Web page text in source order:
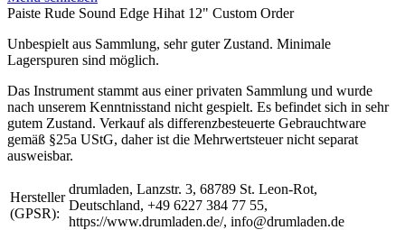
Paiste Rude Sound Edge Hihat 12" Custom Order
Unbespielt aus Sammlung, sehr guter Zustand. Minimale
Lagerspuren sind möglich.
Das Instrument stammt aus einer privaten Sammlung und wurde
nach unserem Kenntnisstand nicht gespielt. Es befindet sich in sehr
gutem Zustand. Verkauf als differenzbesteuerte Gebrauchtware
gemäß §25a UStG, daher ist die Mehrwertsteuer nicht separat
ausweisbar.
Hersteller
(GPSR):
drumladen, Lanzstr. 3, 68789 St. Leon-Rot,
Deutschland, +49 6227 384 77 55,
https://www.drumladen.de/, info@drumladen.de